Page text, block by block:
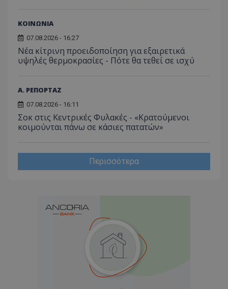
ΚΟΙΝΩΝΙΑ
07.08.2026 - 16:27
Νέα κίτρινη προειδοποίηση για εξαιρετικά
υψηλές θερμοκρασίες - Πότε θα τεθεί σε ισχύ
Α. ΡΕΠΟΡΤΑΖ
07.08.2026 - 16:11
Σοκ στις Κεντρικές Φυλακές - «Κρατούμενοι
κοιμούνται πάνω σε κάσιες πατατών»
Περισσότερα